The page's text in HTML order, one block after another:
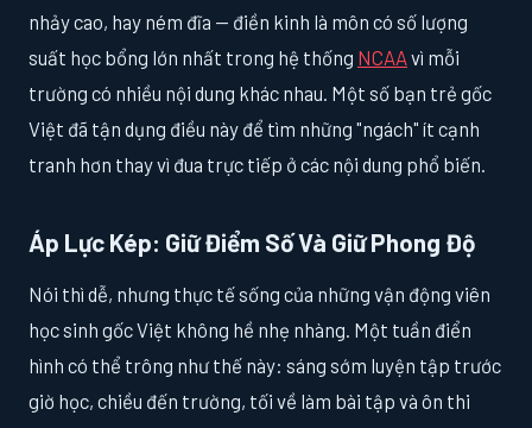
nhảy cao, hay ném đĩa — điền kinh là môn có số lượng
suất học bổng lớn nhất trong hệ thống NCAAvì mỗi
trường có nhiều nội dung khác nhau. Một số bạn trẻ gốc
Việt đã tận dụng điều này để tìm những "ngách" ít cạnh
tranh hơn thay vì đua trực tiếp ở các nội dung phổ biến.
Áp Lực Kép: Giữ Điểm Số Và Giữ Phong Độ
Nói thì dễ, nhưng thực tế sống của những vận động viên
học sinh gốc Việt không hề nhẹ nhàng. Một tuần điển
hình có thể trông như thế này: sáng sớm luyện tập trước
giờ học, chiều đến trường, tối về làm bài tập và ôn thi